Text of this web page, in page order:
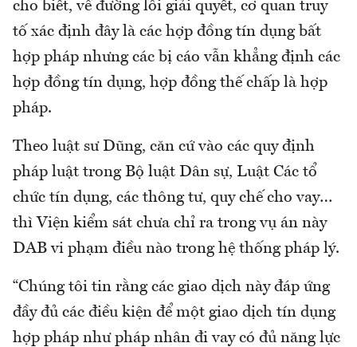
cho biết, về đường lối giải quyết, cơ quan truy
tố xác định đây là các hợp đồng tín dụng bất
hợp pháp nhưng các bị cáo vẫn khẳng định các
hợp đồng tín dụng, hợp đồng thế chấp là hợp
pháp.
Theo luật sư Dũng, căn cứ vào các quy định
pháp luật trong Bộ luật Dân sự, Luật Các tổ
chức tín dụng, các thông tư, quy chế cho vay…
thì Viện kiểm sát chưa chỉ ra trong vụ án này
DAB vi phạm điều nào trong hệ thống pháp lý.
“Chúng tôi tin rằng các giao dịch này đáp ứng
đầy đủ các điều kiện để một giao dịch tín dụng
hợp pháp như pháp nhân đi vay có đủ năng lực